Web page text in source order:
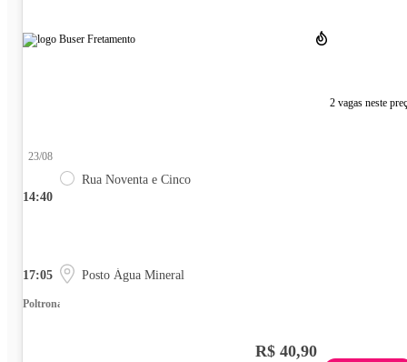
2 vagas neste
14:40
23/08
Rua Noventa e Cinco
17:05 Posto Água Mineral
Poltrona
R$ 40,90